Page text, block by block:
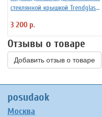
стеклянной крышкой Trendglas
3 200 р.
Отзывы о товаре
Добавить отзыв о товаре
posudaok
Москва